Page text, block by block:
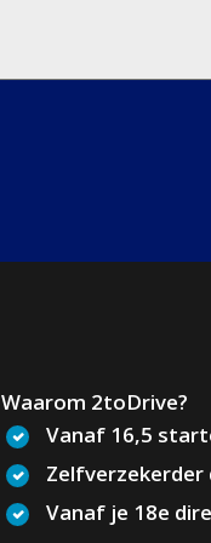
Waarom 2toDrive?
Vanaf 16,5
Vanaf je 18e